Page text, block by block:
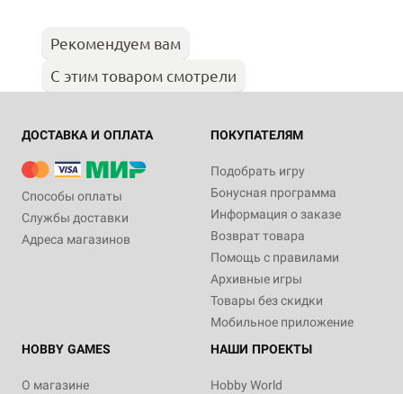
Рекомендуем вам
С этим товаром смотрели
ДОСТАВКА И ОПЛАТА
Способы оплаты
Службы доставки
Адреса магазинов
ПОКУПАТЕЛЯМ
Подобрать игру
Бонусная программа
Информация о заказе
Возврат товара
Помощь с правилами
Архивные игры
Товары без скидки
Мобильное приложение
HOBBY GAMES
О магазине
НАШИ ПРОЕКТЫ
Hobby World